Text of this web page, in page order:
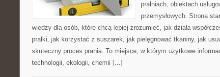
pralniach, obiektach
przemysłowych. Strona
wiedzy dla osób, które chcą lepiej zrozumieć, jak działa
pralki, jak korzystać z suszarek, jak pielęgnować tkaniny, jak
skuteczny proces prania. To miejsce, w którym użytkowe
technologii, ekologii, chemii […]